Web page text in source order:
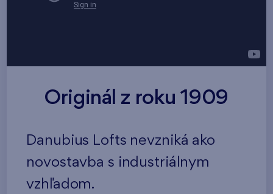
Originál z roku 1909
Danubius Lofts nevzniká ako
novostavba s industriálnym
vzhľadom.